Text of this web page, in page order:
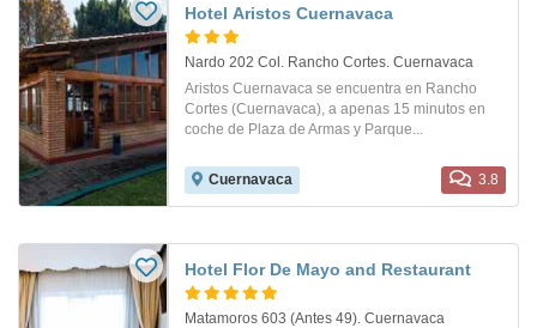
Hotel Aristos Cuernavaca
Nardo 202 Col. Rancho Cortes. Cuernavaca
Aristos Cuernavaca se encuentra en Rancho
Cortes (Cuernavaca), a apenas 15 minutos en
coche de Plaza de Armas y Parque...
Cuernavaca 3.8
Hotel Flor De Mayo and Restaurant
Matamoros 603 (Antes 49). Cuernavaca